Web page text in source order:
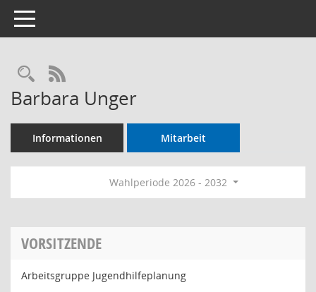
Toggle navigation
Rechercheauswahl
RSS-Feed
Barbara Unger
Informationen Mitarbeit
Wahlperiode 2026 - 2032
VORSITZENDE
Arbeitsgruppe Jugendhilfeplanung